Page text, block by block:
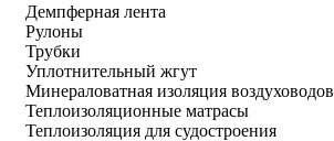
Демпферная лента
Рулоны
Трубки
Уплотнительный жгут
Минераловатная изоляция воздуховодов
Теплоизоляционные матрасы
Теплоизоляция для судостроения